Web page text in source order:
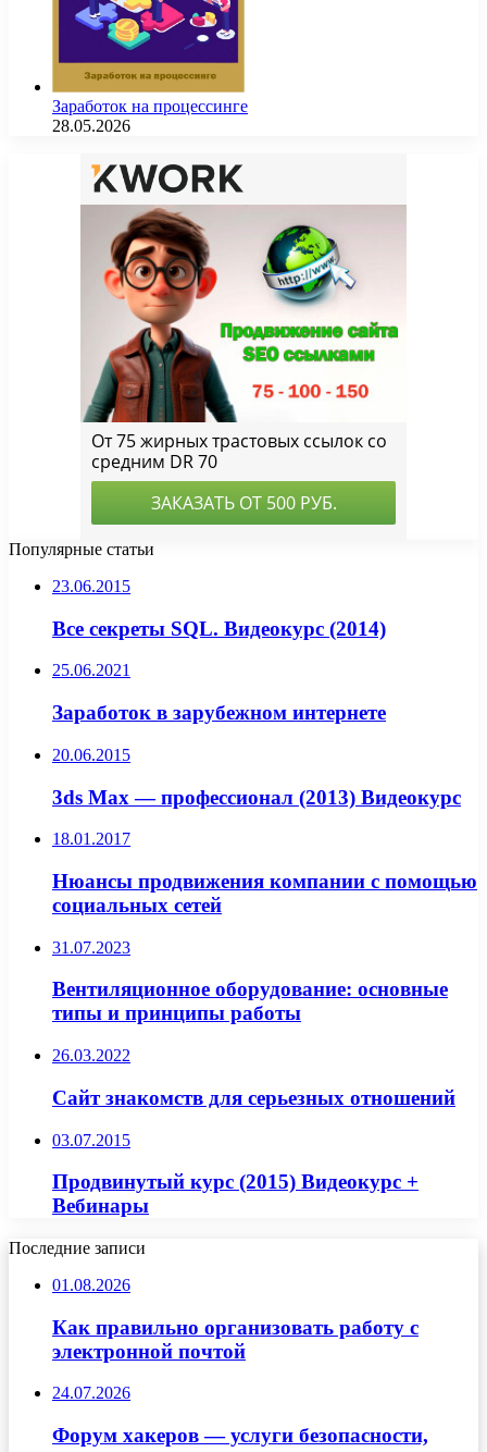
Заработок на процессинге
28.05.2026
Популярные статьи
23.06.2015
Все секреты SQL. Видеокурс (2014)
25.06.2021
Заработок в зарубежном интернете
20.06.2015
3ds Max — профессионал (2013) Видеокурс
18.01.2017
Нюансы продвижения компании с помощью
социальных сетей
31.07.2023
Вентиляционное оборудование: основные
типы и принципы работы
26.03.2022
Сайт знакомств для серьезных отношений
03.07.2015
Продвинутый курс (2015) Видеокурс +
Вебинары
Последние записи
01.08.2026
Как правильно организовать работу с
электронной почтой
24.07.2026
Форум хакеров — услуги безопасности,